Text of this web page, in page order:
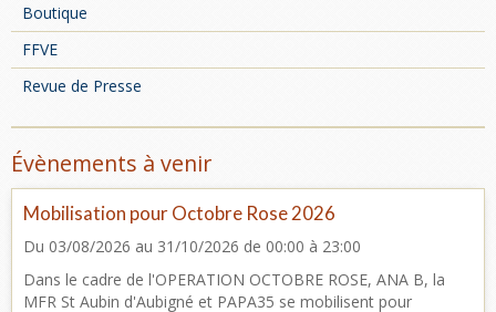
Boutique
FFVE
Revue de Presse
Évènements à venir
Mobilisation pour Octobre Rose 2026
Du 03/08/2026 au 31/10/2026 de 00:00 à 23:00
Dans le cadre de l'OPERATION OCTOBRE ROSE, ANA B, la
MFR St Aubin d'Aubigné et PAPA35 se mobilisent pour